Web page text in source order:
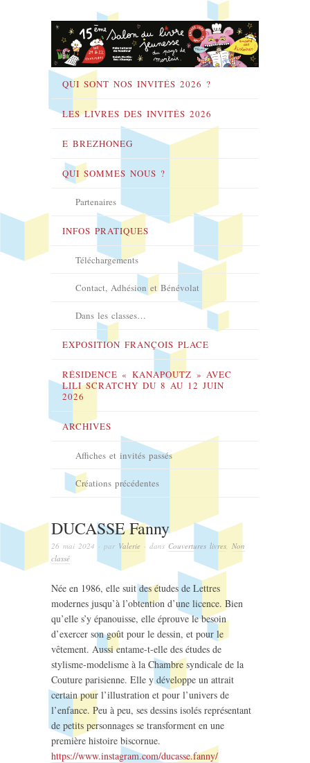
QUI SONT NOS INVITÉS 2026 ?
LES LIVRES DES INVITÉS 2026
E BREZHONEG
QUI SOMMES NOUS ?
Partenaires
INFOS PRATIQUES
Téléchargements
Contact, Adhésion et Bénévolat
Dans les classes…
EXPOSITION FRANÇOIS PLACE
RÉSIDENCE « KANAPOUTZ » AVEC
LILI SCRATCHY DU 8 AU 12 JUIN
2026
ARCHIVES
Affiches et invités passés
Créations précédentes
DUCASSE Fanny
26 mai 2024 · par Valerie · dans Couvertures livres Non
classé
Née en 1986, elle suit des études de Lettres
modernes jusqu’à l’obtention d’une licence. Bien
qu’elle s’y épanouisse, elle éprouve le besoin
d’exercer son goût pour le dessin, et pour le
vêtement. Aussi entame-t-elle des études de
stylisme-modelisme à la Chambre syndicale de la
Couture parisienne. Elle y développe un attrait
certain pour l’illustration et pour l’univers de
l’enfance. Peu à peu, ses dessins isolés représentant
de petits personnages se transforment en une
première histoire biscornue.
https://www.instagram.com/ducasse.fanny/